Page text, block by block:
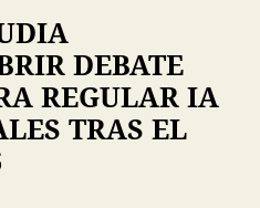
DEBATE
REGULAR IA
TRAS EL